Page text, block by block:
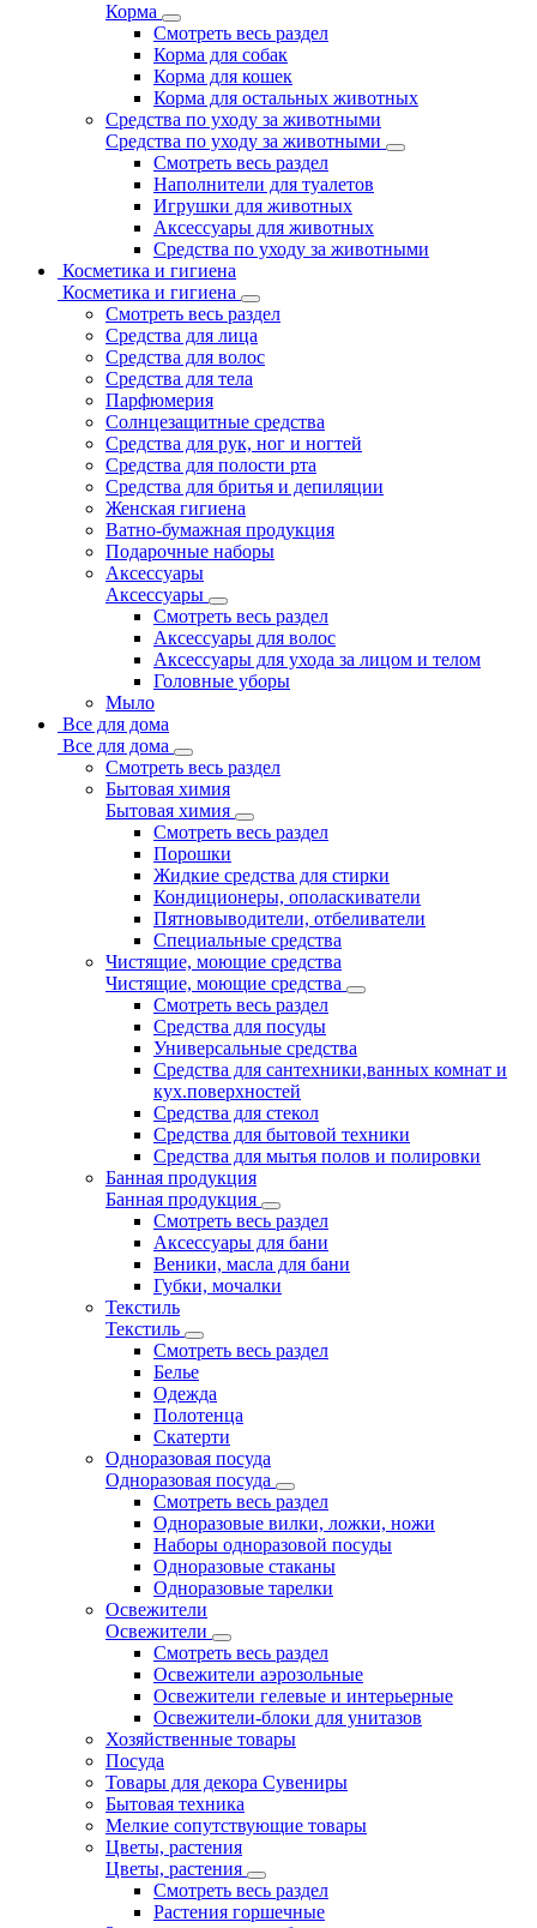
Корма
Смотреть весь раздел
Корма для собак
Корма для кошек
Корма для остальных животных
Средства по уходу за животными
Средства по уходу за животными
Смотреть весь раздел
Наполнители для туалетов
Игрушки для животных
Аксессуары для животных
Средства по уходу за животными
Косметика и гигиена
Косметика и гигиена
Смотреть весь раздел
Средства для лица
Средства для волос
Средства для тела
Парфюмерия
Солнцезащитные средства
Средства для рук, ног и ногтей
Средства для полости рта
Средства для бритья и депиляции
Женская гигиена
Ватно-бумажная продукция
Подарочные наборы
Аксессуары
Аксессуары
Смотреть весь раздел
Аксессуары для волос
Аксессуары для ухода за лицом и телом
Головные уборы
Мыло
Все для дома
Все для дома
Смотреть весь раздел
Бытовая химия
Бытовая химия
Смотреть весь раздел
Порошки
Жидкие средства для стирки
Кондиционеры, ополаскиватели
Пятновыводители, отбеливатели
Специальные средства
Чистящие, моющие средства
Чистящие, моющие средства
Смотреть весь раздел
Средства для посуды
Универсальные средства
Средства для сантехники,ванных комнат и
кух.поверхностей
Средства для стекол
Средства для бытовой техники
Средства для мытья полов и полировки
Банная продукция
Банная продукция
Смотреть весь раздел
Аксессуары для бани
Веники, масла для бани
Губки, мочалки
Текстиль
Текстиль
Смотреть весь раздел
Белье
Одежда
Полотенца
Скатерти
Одноразовая посуда
Одноразовая посуда
Смотреть весь раздел
Одноразовые вилки, ложки, ножи
Наборы одноразовой посуды
Одноразовые стаканы
Одноразовые тарелки
Освежители
Освежители
Смотреть весь раздел
Освежители аэрозольные
Освежители гелевые и интерьерные
Освежители-блоки для унитазов
Хозяйственные товары
Посуда
Товары для декора Сувениры
Бытовая техника
Мелкие сопутствующие товары
Цветы, растения
Цветы, растения
Смотреть весь раздел
Растения горшечные